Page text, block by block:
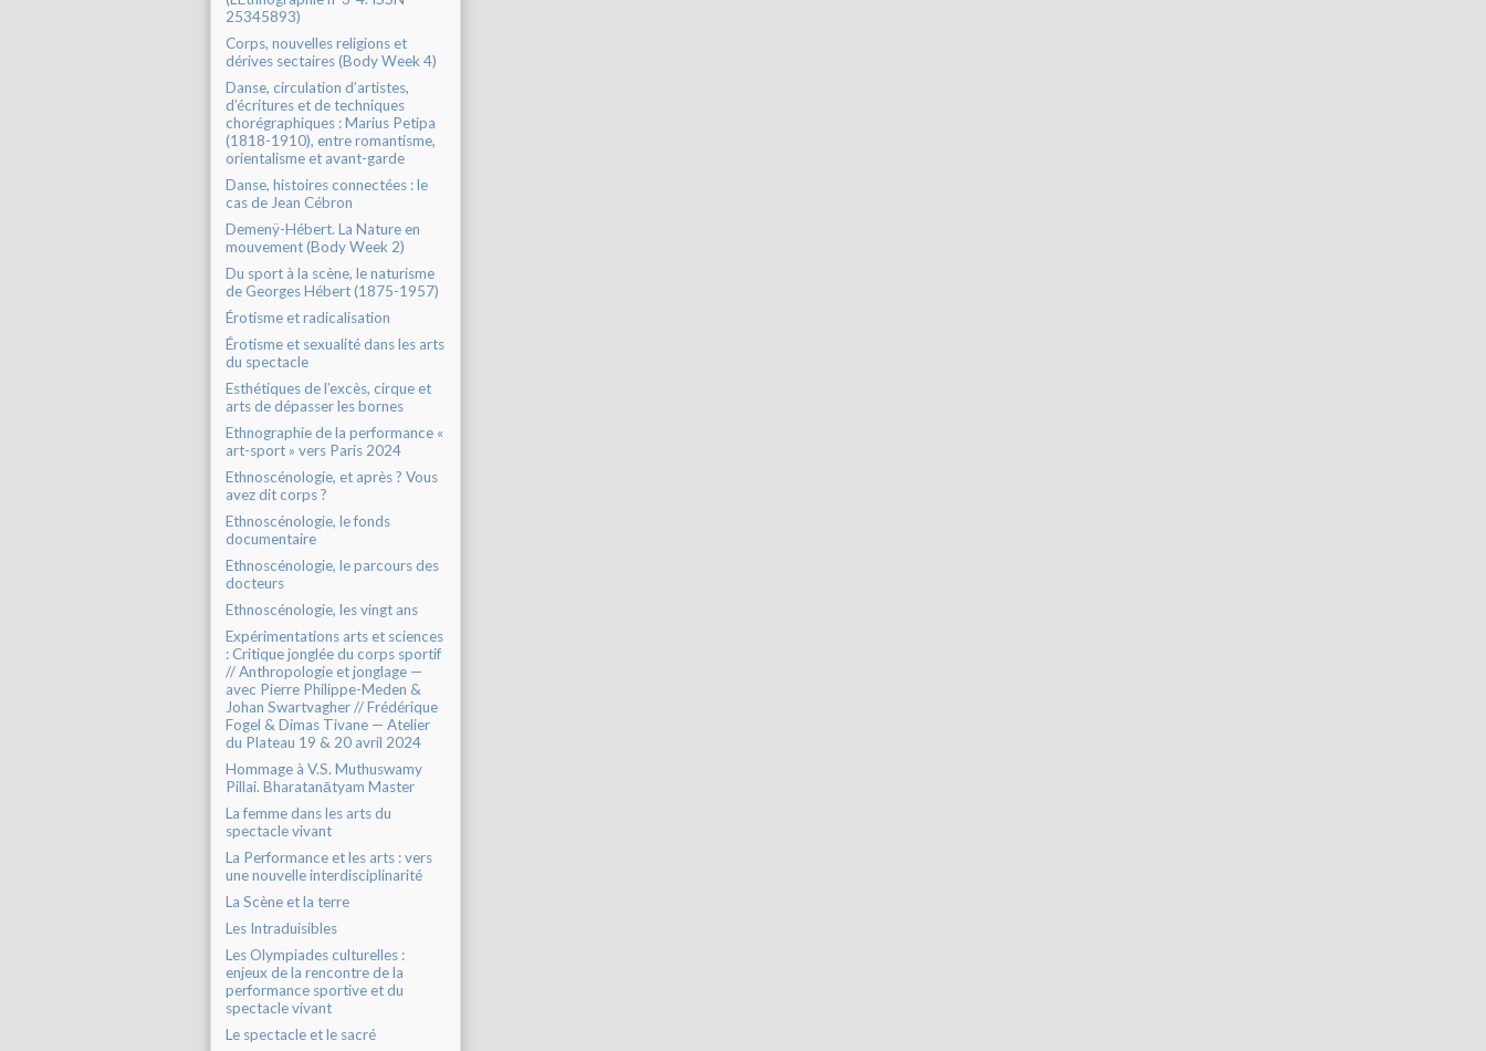
25345893)
Corps, nouvelles religions et
dérives sectaires (Body Week 4)
Danse, circulation d’artistes,
d’écritures et de techniques
chorégraphiques : Marius Petipa
(1818-1910), entre romantisme,
orientalisme et avant-garde
Danse, histoires connectées : le
cas de Jean Cébron
Demenÿ-Hébert. La Nature en
mouvement (Body Week 2)
Du sport à la scène, le naturisme
de Georges Hébert (1875-1957)
Érotisme et radicalisation
Érotisme et sexualité dans les arts
du spectacle
Esthétiques de l’excès, cirque et
arts de dépasser les bornes
Ethnographie de la performance «
art-sport » vers Paris 2024
Ethnoscénologie, et après ? Vous
avez dit corps ?
Ethnoscénologie, le fonds
documentaire
Ethnoscénologie, le parcours des
docteurs
Ethnoscénologie, les vingt ans
Expérimentations arts et sciences
: Critique jonglée du corps sportif
// Anthropologie et jonglage —
avec Pierre Philippe-Meden &
Johan Swartvagher // Frédérique
Fogel & Dimas Tivane — Atelier
du Plateau 19 & 20 avril 2024
Hommage à V.S. Muthuswamy
Pillai. Bharatanātyam Master
La femme dans les arts du
spectacle vivant
La Performance et les arts : vers
une nouvelle interdisciplinarité
La Scène et la terre
Les Intraduisibles
Les Olympiades culturelles :
enjeux de la rencontre de la
performance sportive et du
spectacle vivant
Le spectacle et le sacré